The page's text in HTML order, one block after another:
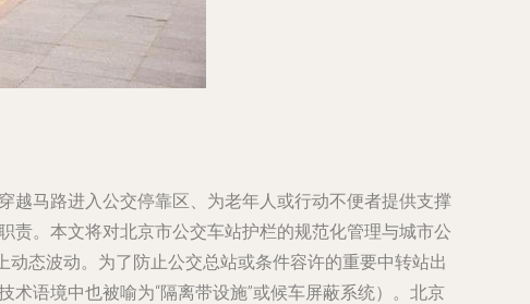
越马路进入公交停靠区、为老年人或行动不便者提供支撑
责。本文将对北京市公交车站护栏的规范化管理与城市公
态波动。为了防止公交总站或条件容许的重要中转站出
语境中也被喻为“隔离带设施”或候车屏蔽系统）。北京